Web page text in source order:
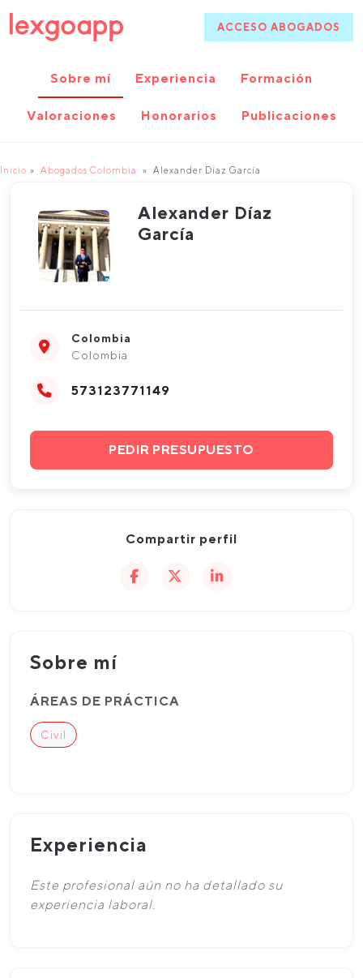
ACCESO ABOGADOS
Sobre mí Experiencia Formación
Valoraciones Honorarios Publicaciones
Inicio Abogados Colombia Alexander Díaz García
Alexander Díaz
García
Colombia
Colombia
573123771149
PEDIR PRESUPUESTO
Compartir perfil
Sobre mí
ÁREAS DE PRÁCTICA
Civil
Experiencia
Este profesional aún no ha detallado su
experiencia laboral.